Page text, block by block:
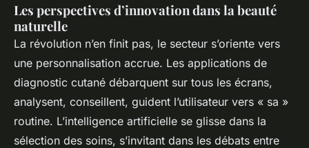
Les perspectives d’innovation dans la beauté
naturelle
La révolution n’en finit pas, le secteur s’oriente vers
une personnalisation accrue. Les applications de
diagnostic cutané débarquent sur tous les écrans,
analysent, conseillent, guident l’utilisateur vers « sa »
routine. L’intelligence artificielle se glisse dans la
sélection des soins, s’invitant dans les débats entre